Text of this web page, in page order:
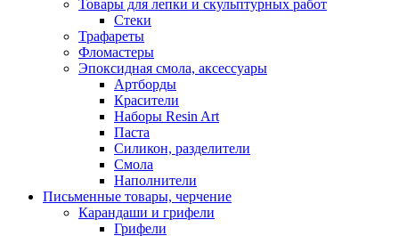
Товары для лепки и скульптурных работ
Стеки
Трафареты
Фломастеры
Эпоксидная смола, аксессуары
Артборды
Красители
Наборы Resin Art
Паста
Силикон, разделители
Смола
Наполнители
Письменные товары, черчение
Карандаши и грифели
Грифели